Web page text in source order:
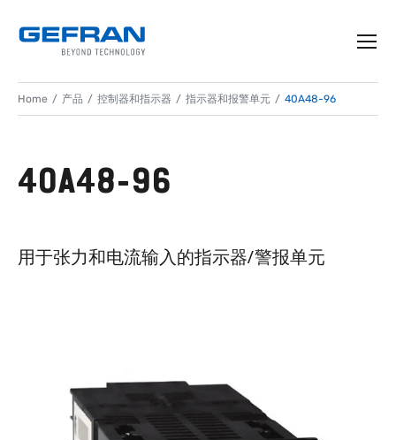
Home 产品 控制器和指示器 指示器和报警单元 40A48-96
40A48-96
用于张力和电流输入的指示器/警报单元